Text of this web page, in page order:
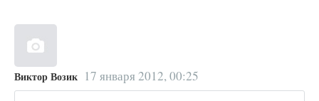
Виктор Возик 17 января 2012, 00:25